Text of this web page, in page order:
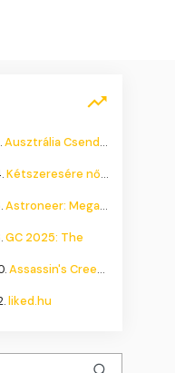
Ausztrália Csendes Összeomlása
Kétszeresére nőhet a
Astroneer: Megatech DLC
GC 2025: The
Assassin's Creed Shadows
liked.hu